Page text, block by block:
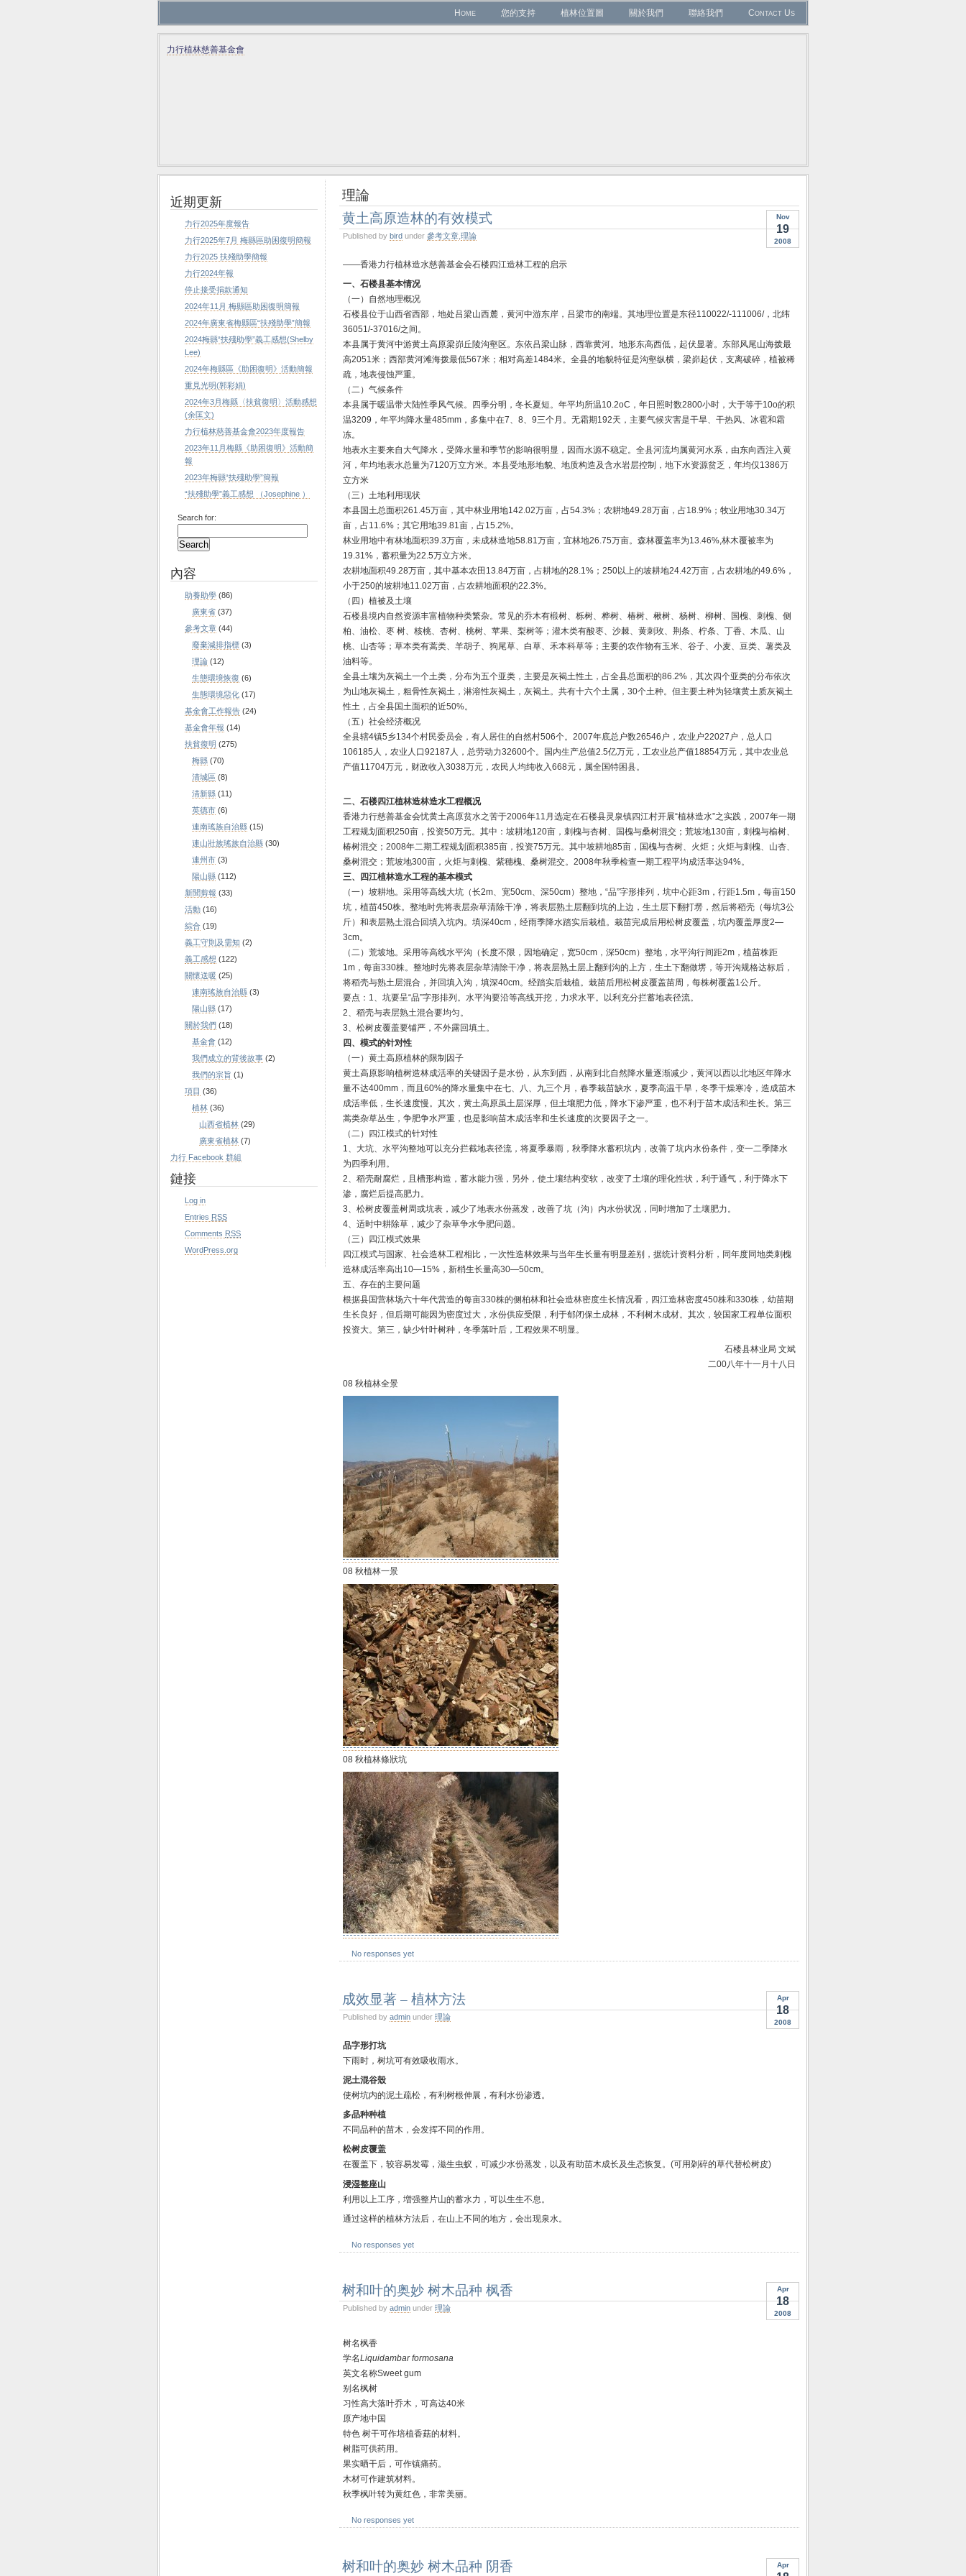
Home 您的支持 植林位置圖 關於我們 聯絡我們 Contact Us
力行植林慈善基金會
理論
Nov
19
2008
黄土高原造林的有效模式
Published by bird under 參考文章 理論
——香港力行植林造水慈善基金会石楼四江造林工程的启示
一、石楼县基本情况
（一）自然地理概况
石楼县位于山西省西部，地处吕梁山西麓，黄河中游东岸，吕梁市的南端。其地理位置是东径110022/-111006/，北纬
36051/-37016/之间。
本县属于黄河中游黄土高原梁峁丘陵沟壑区。东依吕梁山脉，西靠黄河。地形东高西低，起伏显著。东部风尾山海拨最
高2051米；西部黄河滩海拨最低567米；相对高差1484米。全县的地貌特征是沟壑纵横，梁峁起伏，支离破碎，植被稀
疏，地表侵蚀严重。
（二）气候条件
本县属于暖温带大陆性季风气候。四季分明，冬长夏短。年平均所温10.2oC，年日照时数2800小时，大于等于10o的积
温3209，年平均降水量485mm，多集中在7、8、9三个月。无霜期192天，主要气候灾害是干旱、干热风、冰雹和霜
冻。
地表水主要来自大气降水，受降水量和季节的影响很明显，因而水源不稳定。全县河流均属黄河水系，由东向西注入黄
河，年均地表水总量为7120万立方米。本县受地形地貌、地质构造及含水岩层控制，地下水资源贫乏，年均仅1386万
立方米
（三）土地利用现状
本县国土总面积261.45万亩，其中林业用地142.02万亩，占54.3%；农耕地49.28万亩，占18.9%；牧业用地30.34万
亩，占11.6%；其它用地39.81亩，占15.2%。
林业用地中有林地面积39.3万亩，未成林造地58.81万亩，宜林地26.75万亩。森林覆盖率为13.46%,林木覆被率为
19.31%，蓄积量为22.5万立方米。
农耕地面积49.28万亩，其中基本农田13.84万亩，占耕地的28.1%；250以上的坡耕地24.42万亩，占农耕地的49.6%，
小于250的坡耕地11.02万亩，占农耕地面积的22.3%。
（四）植被及土壤
石楼县境内自然资源丰富植物种类繁杂。常见的乔木有椴树、栎树、桦树、椿树、楸树、杨树、柳树、国槐、刺槐、侧
柏、油松、枣 树、核桃、杏树、桃树、苹果、梨树等；灌木类有酸枣、沙棘、黄刺玫、荆条、柠条、丁香、木瓜、山
桃、山杏等；草本类有蒿类、羊胡子、狗尾草、白草、禾本科草等；主要的农作物有玉米、谷子、小麦、豆类、薯类及
油料等。
全县土壤为灰褐土一个土类，分布为五个亚类，主要是灰褐土性土，占全县总面积的86.2%，其次四个亚类的分布依次
为山地灰褐土，粗骨性灰褐土，淋溶性灰褐土，灰褐土。共有十六个土属，30个土种。但主要土种为轻壤黄土质灰褐土
性土，占全县国土面积的近50%。
（五）社会经济概况
全县辖4镇5乡134个村民委员会，有人居住的自然村506个。2007年底总户数26546户，农业户22027户，总人口
106185人，农业人口92187人，总劳动力32600个。国内生产总值2.5亿万元，工农业总产值18854万元，其中农业总
产值11704万元，财政收入3038万元，农民人均纯收入668元，属全国特困县。
二、石楼四江植林造林造水工程概况
香港力行慈善基金会忧黄土高原贫水之苦于2006年11月选定在石楼县灵泉镇四江村开展“植林造水”之实践，2007年一期
工程规划面积250亩，投资50万元。其中：坡耕地120亩，刺槐与杏树、国槐与桑树混交；荒坡地130亩，刺槐与榆树、
椿树混交；2008年二期工程规划面积385亩，投资75万元。其中坡耕地85亩，国槐与杏树、火炬；火炬与刺槐、山杏、
桑树混交；荒坡地300亩，火炬与刺槐、紫穗槐、桑树混交。2008年秋季检查一期工程平均成活率达94%。
三、四江植林造水工程的基本模式
（一）坡耕地。采用等高线大坑（长2m、宽50cm、深50cm）整地，“品”字形排列，坑中心距3m，行距1.5m，每亩150
坑，植苗450株。整地时先将表层杂草清除干净，将表层熟土层翻到坑的上边，生土层下翻打塄，然后将稻壳（每坑3公
斤）和表层熟土混合回填入坑内。填深40cm，经雨季降水踏实后栽植。栽苗完成后用松树皮覆盖，坑内覆盖厚度2—
3cm。
（二）荒坡地。采用等高线水平沟（长度不限，因地确定，宽50cm，深50cm）整地，水平沟行间距2m，植苗株距
1m，每亩330株。整地时先将表层杂草清除干净，将表层熟土层上翻到沟的上方，生土下翻做塄，等开沟规格达标后，
将稻壳与熟土层混合，并回填入沟，填深40cm。经踏实后栽植。栽苗后用松树皮覆盖苗周，每株树覆盖1公斤。
要点：1、坑要呈“品”字形排列。水平沟要沿等高线开挖，力求水平。以利充分拦蓄地表径流。
2、稻壳与表层熟土混合要均匀。
3、松树皮覆盖要铺严，不外露回填土。
四、模式的针对性
（一）黄土高原植林的限制因子
黄土高原影响植树造林成活率的关键因子是水份，从东到西，从南到北自然降水量逐渐减少，黄河以西以北地区年降水
量不达400mm，而且60%的降水量集中在七、八、九三个月，春季栽苗缺水，夏季高温干旱，冬季干燥寒冷，造成苗木
成活率低，生长速度慢。其次，黄土高原虽土层深厚，但土壤肥力低，降水下渗严重，也不利于苗木成活和生长。第三
蒿类杂草丛生，争肥争水严重，也是影响苗木成活率和生长速度的次要因子之一。
（二）四江模式的针对性
1、大坑、水平沟整地可以充分拦截地表径流，将夏季暴雨，秋季降水蓄积坑内，改善了坑内水份条件，变一二季降水
为四季利用。
2、稻壳耐腐烂，且槽形构造，蓄水能力强，另外，使土壤结构变软，改变了土壤的理化性状，利于通气，利于降水下
渗，腐烂后提高肥力。
3、松树皮覆盖树周或坑表，减少了地表水份蒸发，改善了坑（沟）内水份状况，同时增加了土壤肥力。
4、适时中耕除草，减少了杂草争水争肥问题。
（三）四江模式效果
四江模式与国家、社会造林工程相比，一次性造林效果与当年生长量有明显差别，据统计资料分析，同年度同地类刺槐
造林成活率高出10—15%，新梢生长量高30—50cm。
五、存在的主要问题
根据县国营林场六十年代营造的每亩330株的侧柏林和社会造林密度生长情况看，四江造林密度450株和330株，幼苗期
生长良好，但后期可能因为密度过大，水份供应受限，利于郁闭保土成林，不利树木成材。其次，较国家工程单位面积
投资大。第三，缺少针叶树种，冬季落叶后，工程效果不明显。
石楼县林业局 文斌
二00八年十一月十八日
08 秋植林全景
08 秋植林一景
08 秋植林條狀坑
No responses yet
Apr
18
2008
成效显著 – 植林方法
Published by admin under 理論
品字形打坑
下雨时，树坑可有效吸收雨水。
泥土混谷殼
使树坑内的泥土疏松，有利树根伸展，有利水份渗透。
多品种种植
不同品种的苗木，会发挥不同的作用。
松树皮覆盖
在覆盖下，较容易发霉，滋生虫蚁，可减少水份蒸发，以及有助苗木成长及生态恢复。(可用刴碎的草代替松树皮)
浸湿整座山
利用以上工序，増强整片山的蓄水力，可以生生不息。
通过这样的植林方法后，在山上不同的地方，会出现泉水。
No responses yet
Apr
18
2008
树和叶的奥妙 树木品种 枫香
Published by admin under 理論
树名枫香
学名Liquidambar formosana
英文名称Sweet gum
别名枫树
习性高大落叶乔木，可高达40米
原产地中国
特色 树干可作培植香菇的材料。
树脂可供药用。
果实晒干后，可作镇痛药。
木材可作建筑材料。
秋季枫叶转为黄红色，非常美丽。
No responses yet
Apr
树和叶的奥妙 树木品种 阴香
近期更新
力行2025年度報告
力行2025年7月 梅縣區助困復明簡報
力行2025 扶殘助學簡報
力行2024年報
停止接受捐款通知
2024年11月 梅縣區助困復明簡報
2024年廣東省梅縣區“扶殘助學”簡報
2024梅縣“扶殘助學”義工感想(Shelby
Lee)
2024年梅縣區《助困復明》活動簡報
重見光明(郭彩娟)
2024年3月梅縣〈扶貧復明〉活動感想
(余匡文)
力行植林慈善基金會2023年度報告
2023年11月梅縣《助困復明》活動簡
報
2023年梅縣“扶殘助學”簡報
“扶殘助學”義工感想 （Josephine ）
Search for:
內容
助養助學 (86)
廣東省 (37)
參考文章 (44)
廢棄減排指標 (3)
理論 (12)
生態環境恢復 (6)
生態環境惡化 (17)
基金會工作報告 (24)
基金會年報 (14)
扶貧復明 (275)
梅縣 (70)
清城區 (8)
清新縣 (11)
英德市 (6)
連南瑤族自治縣 (15)
連山壯族瑤族自治縣 (30)
連州市 (3)
陽山縣 (112)
新聞剪報 (33)
活動 (16)
綜合 (19)
義工守則及需知 (2)
義工感想 (122)
關懷送暖 (25)
連南瑤族自治縣 (3)
陽山縣 (17)
關於我們 (18)
基金會 (12)
我們成立的背後故事 (2)
我們的宗旨 (1)
項目 (36)
植林 (36)
山西省植林 (29)
廣東省植林 (7)
力行 Facebook 群組
鏈接
Log in
Entries RSS
Comments RSS
WordPress.org